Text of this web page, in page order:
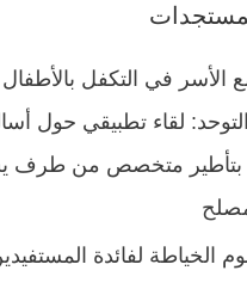
الأسر في التكفل
لقاء تطبيقي حول
بتأطير متخصص من طرف
الخياطة لفائدة